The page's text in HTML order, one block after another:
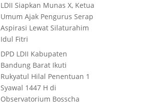
LDII Siapkan Munas X, Ketua
Umum Ajak Pengurus Serap
Aspirasi Lewat Silaturahim
Idul Fitri
DPD LDII Kabupaten
Bandung Barat Ikuti
Rukyatul Hilal Penentuan 1
Syawal 1447 H di
Observatorium Bosscha